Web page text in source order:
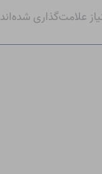
علامت‌گذاری شده‌اند